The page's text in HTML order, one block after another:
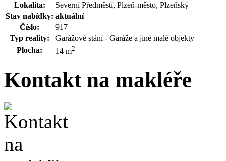
Lokalita:
Severní Předměstí, Plzeň-město, Plzeňský
Stav nabídky: aktuální
Číslo:
917
Typ reality:
Garážové stání - Garáže a jiné malé objekty
Plocha:
14 m2
Kontakt na makléře